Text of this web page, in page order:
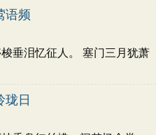
老师 母亲
友情
豪放
忧国忧民
小学文言文
语频
垂泪忆征人。 塞门三月犹萧
珑日